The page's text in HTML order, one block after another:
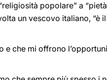
popolare” a “pietà
un vescovo italiano, “è il
e che mi offrono